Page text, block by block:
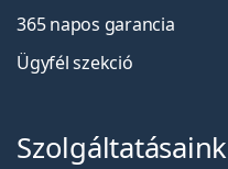
365 napos garancia
Ügyfél szekció
Szolgáltatásaink